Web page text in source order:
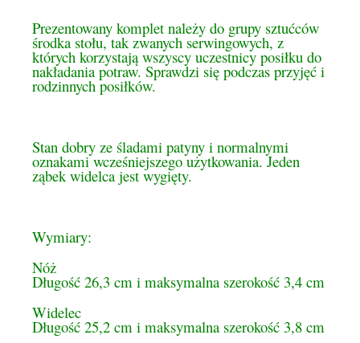
Prezentowany komplet należy do grupy sztućców
środka stołu, tak zwanych serwingowych, z
których korzystają wszyscy uczestnicy posiłku do
nakładania potraw. Sprawdzi się podczas przyjęć i
rodzinnych posiłków.
Stan dobry ze śladami patyny i normalnymi
oznakami wcześniejszego użytkowania. Jeden
ząbek widelca jest wygięty.
Wymiary:
Nóż
Długość 26,3 cm i maksymalna szerokość 3,4 cm
Widelec
Długość 25,2 cm i maksymalna szerokość 3,8 cm